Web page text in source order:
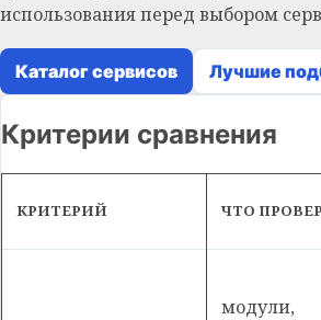
использования перед выбором
Каталог сервисов Лучшие
Критерии сравнения
КРИТЕРИЙ ЧТО
модули,